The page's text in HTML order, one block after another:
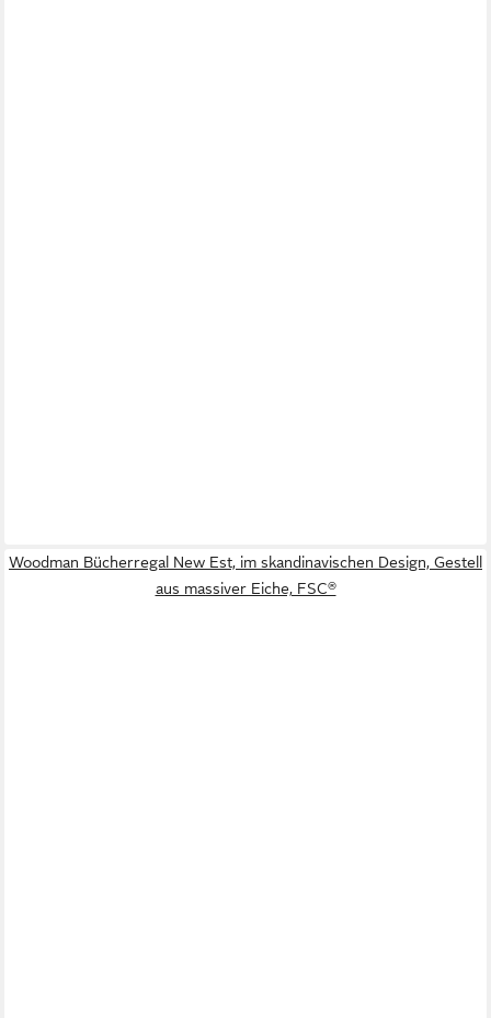
Woodman Bücherregal New Est, im skandinavischen Design, Gestell
aus massiver Eiche, FSC®